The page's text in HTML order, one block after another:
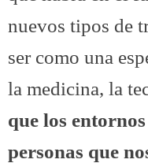
nuevos tipos de
ser como una
la medicina, la
que los
personas que